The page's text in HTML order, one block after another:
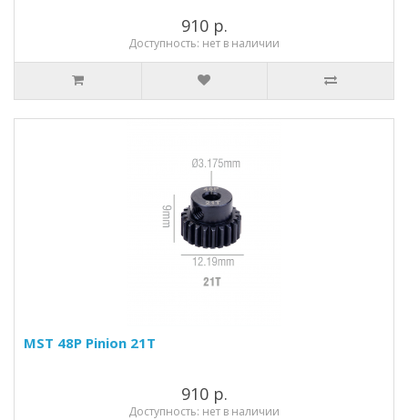
910 р.
Доступность: нет в наличии
MST 48P Pinion 21T
910 р.
Доступность: нет в наличии